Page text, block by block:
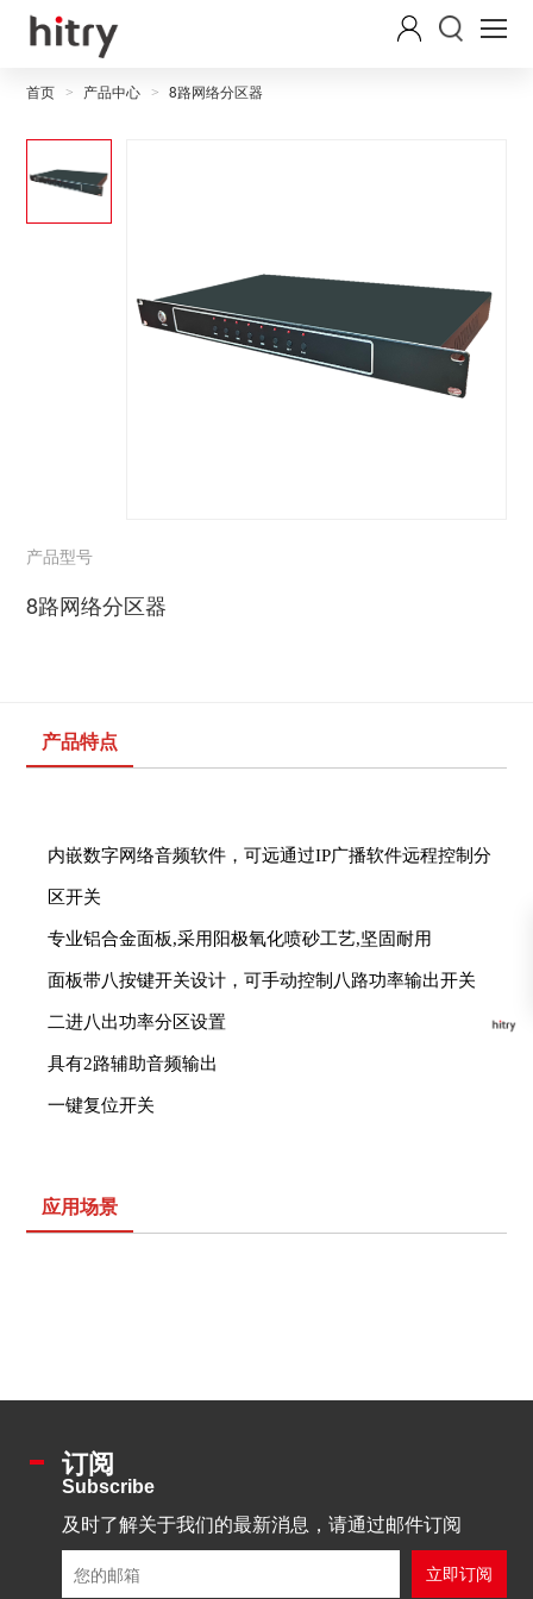
首页 > 产品中心 > 8路网络分区器
产品型号
8路网络分区器
产品特点
内嵌数字网络音频软件，可远通过IP广播软件远程控制分
区开关
专业铝合金面板,采用阳极氧化喷砂工艺,坚固耐用
面板带八按键开关设计，可手动控制八路功率输出开关
二进八出功率分区设置
具有2路辅助音频输出
一键复位开关
应用场景
订阅
Subscribe
及时了解关于我们的最新消息，请通过邮件订阅